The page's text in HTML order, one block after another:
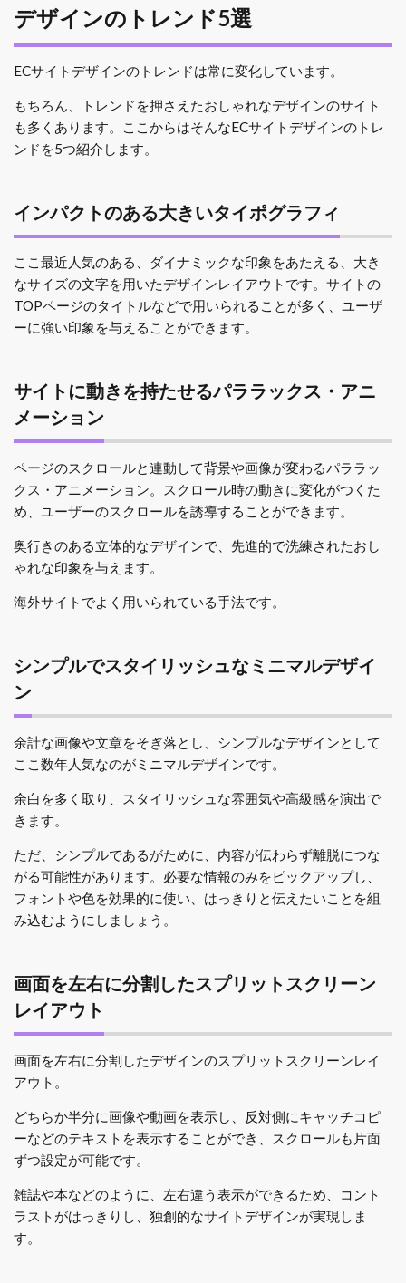
デザインのトレンド5選
ECサイトデザインのトレンドは常に変化しています。
もちろん、トレンドを押さえたおしゃれなデザインのサイト
も多くあります。ここからはそんなECサイトデザインのトレ
ンドを5つ紹介します。
インパクトのある大きいタイポグラフィ
ここ最近人気のある、ダイナミックな印象をあたえる、大き
なサイズの文字を用いたデザインレイアウトです。サイトの
TOPページのタイトルなどで用いられることが多く、ユーザ
ーに強い印象を与えることができます。
サイトに動きを持たせるパララックス・アニ
メーション
ページのスクロールと連動して背景や画像が変わるパララッ
クス・アニメーション。スクロール時の動きに変化がつくた
め、ユーザーのスクロールを誘導することができます。
奥行きのある立体的なデザインで、先進的で洗練されたおし
ゃれな印象を与えます。
海外サイトでよく用いられている手法です。
シンプルでスタイリッシュなミニマルデザイ
ン
余計な画像や文章をそぎ落とし、シンプルなデザインとして
ここ数年人気なのがミニマルデザインです。
余白を多く取り、スタイリッシュな雰囲気や高級感を演出で
きます。
ただ、シンプルであるがために、内容が伝わらず離脱につな
がる可能性があります。必要な情報のみをピックアップし、
フォントや色を効果的に使い、はっきりと伝えたいことを組
み込むようにしましょう。
画面を左右に分割したスプリットスクリーン
レイアウト
画面を左右に分割したデザインのスプリットスクリーンレイ
アウト。
どちらか半分に画像や動画を表示し、反対側にキャッチコピ
ーなどのテキストを表示することができ、スクロールも片面
ずつ設定が可能です。
雑誌や本などのように、左右違う表示ができるため、コント
ラストがはっきりし、独創的なサイトデザインが実現しま
す。